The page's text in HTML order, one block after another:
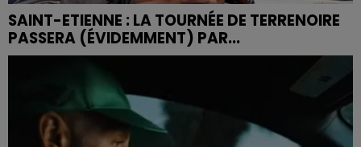
SAINT-ETIENNE : LA TOURNÉE DE TERRENOIRE
PASSERA (ÉVIDEMMENT) PAR...